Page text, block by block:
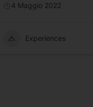
4 Maggio 2022
Experiences